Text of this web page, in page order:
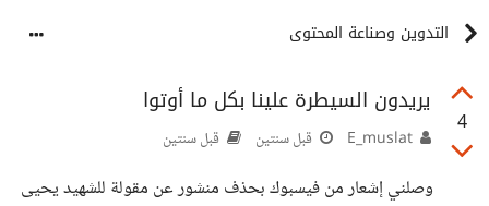
التدوين وصناعة المحتوى
4
يريدون السيطرة علينا بكل ما أوتوا
قبل سنتين قبل سنتين
وصلني إشعار من فيسبوك بحذف منشور عن مقولة للشهيد يحيى